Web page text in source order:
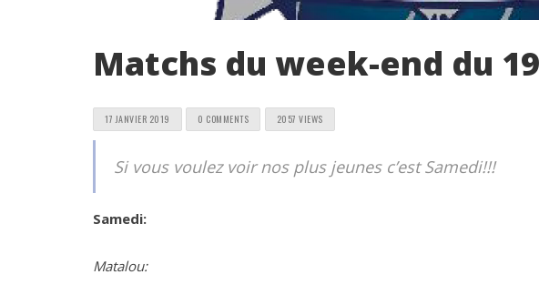
Matchs du week-end du
17 JANVIER 2019 0 COMMENTS 2057 VIEWS
Si vous voulez voir nos plus jeunes c’est Samedi!!!
Samedi:
Matalou: